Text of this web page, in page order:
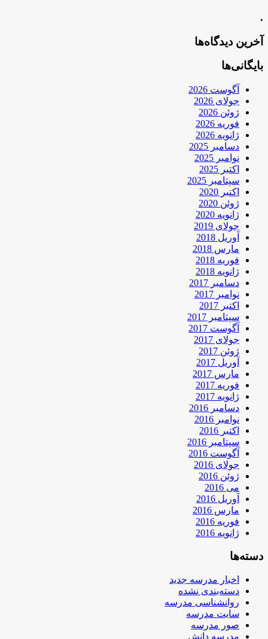
.
آخرین دیدگاه‌ها
بایگانی‌ها
آگوست 2026
جولای 2026
ژوئن 2026
فوریه 2026
ژانویه 2026
دسامبر 2025
نوامبر 2025
اکتبر 2025
سپتامبر 2025
اکتبر 2020
ژوئن 2020
ژانویه 2020
جولای 2019
آوریل 2018
مارس 2018
فوریه 2018
ژانویه 2018
دسامبر 2017
نوامبر 2017
اکتبر 2017
سپتامبر 2017
آگوست 2017
جولای 2017
ژوئن 2017
آوریل 2017
مارس 2017
فوریه 2017
ژانویه 2017
دسامبر 2016
نوامبر 2016
اکتبر 2016
سپتامبر 2016
آگوست 2016
جولای 2016
ژوئن 2016
می 2016
آوریل 2016
مارس 2016
فوریه 2016
ژانویه 2016
دسته‌ها
اخبار مدرسه جدید
دسته‌بندی نشده
روانشناسی مدرسه
سایت مدرسه
صور مدرسه
مدرسه دانش